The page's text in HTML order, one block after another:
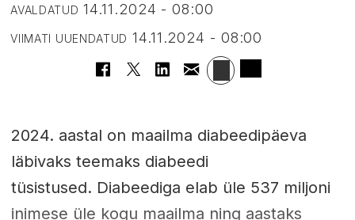
AVALDATUD 14.11.2024 - 08:00
VIIMATI UUENDATUD 14.11.2024 - 08:00
2024. aastal on maailma diabeedipäeva
läbivaks teemaks diabeedi
tüsistused. Diabeediga elab üle 537 miljoni
inimese üle kogu maailma ning aastaks